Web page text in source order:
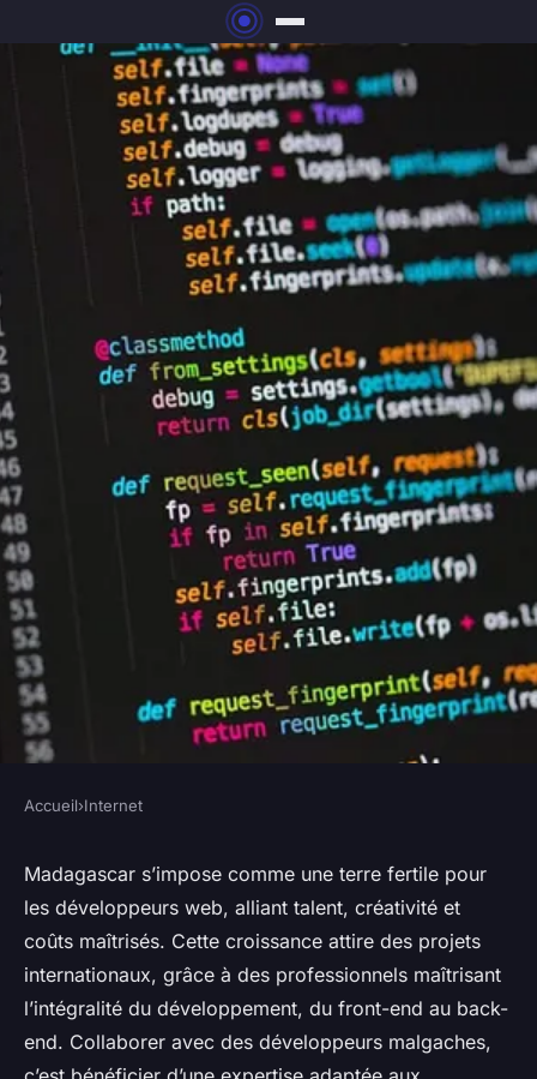
Développeur web madagascar
: opportunités et avantages
clés
Maxime•2 juillet 2025•3 min de lecture
Accueil›Internet
Madagascar s’impose comme une terre fertile pour
les développeurs web, alliant talent, créativité et
coûts maîtrisés. Cette croissance attire des projets
internationaux, grâce à des professionnels maîtrisant
l’intégralité du développement, du front-end au back-
end. Collaborer avec des développeurs malgaches,